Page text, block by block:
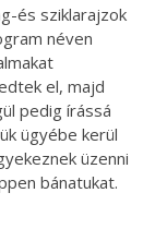
és sziklarajzok
néven
el, majd
pedig írássá
ügyébe kerül
üzenni
bánatukat.